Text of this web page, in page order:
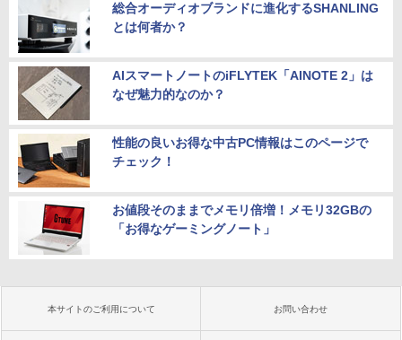
総合オーディオブランドに進化するSHANLING
とは何者か？
AIスマートノートのiFLYTEK「AINOTE 2」は
なぜ魅力的なのか？
性能の良いお得な中古PC情報はこのページで
チェック！
お値段そのままでメモリ倍増！メモリ32GBの
「お得なゲーミングノート」
本サイトのご利用について お問い合わせ